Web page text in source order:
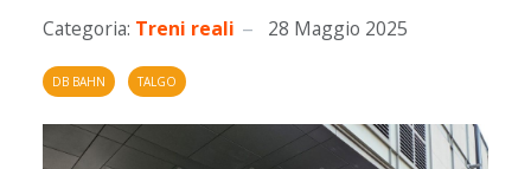
Categoria: Treni reali 28 Maggio 2025
DB BAHN TALGO